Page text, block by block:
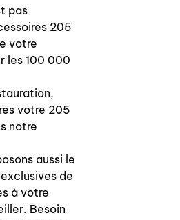
pas
205
votre
les 100 000
votre 205
notre
aussi le
de
à votre
. Besoin